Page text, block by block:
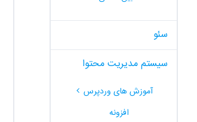
سئو
سیستم مدیریت محتوا
آموزش های وردپرس
افزونه